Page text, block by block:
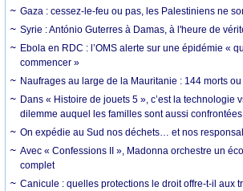
Gaza : cessez-le-feu ou pas, les Palestiniens ne
Syrie : António Guterres à Damas, à l'heure de
Ebola en RDC : l’OMS alerte sur une épidémie «
commencer »
Naufrages au large de la Mauritanie : 144 morts
Dans « Histoire de jouets 5 », c’est la technologie
dilemme auquel les familles sont aussi confrontées
On expédie au Sud nos déchets… et nos
Avec « Confessions II », Madonna orchestre un
complet
Canicule : quelles protections le droit offre-t-il aux